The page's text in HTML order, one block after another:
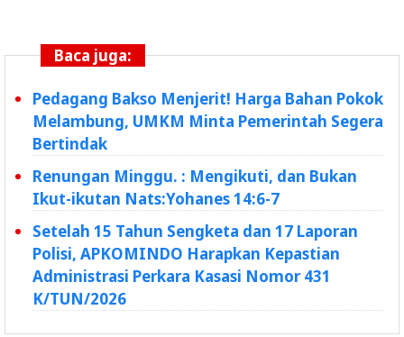
Baca juga:
Pedagang Bakso Menjerit! Harga Bahan Pokok
Melambung, UMKM Minta Pemerintah Segera
Bertindak
Renungan Minggu. : Mengikuti, dan Bukan
Ikut-ikutan Nats:Yohanes 14:6-7
Setelah 15 Tahun Sengketa dan 17 Laporan
Polisi, APKOMINDO Harapkan Kepastian
Administrasi Perkara Kasasi Nomor 431
K/TUN/2026